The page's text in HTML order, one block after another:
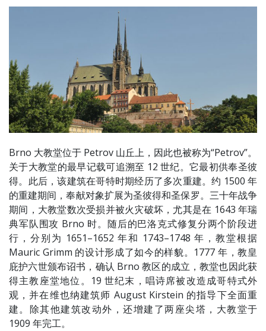
Brno 大教堂位于 Petrov 山丘上，因此也被称为“Petrov”。
关于大教堂的最早记载可追溯至 12 世纪。它最初供奉圣彼
得。此后，该建筑在哥特时期经历了多次重建。约 1500 年
的重建期间，奉献对象扩展为圣彼得和圣保罗。三十年战争
期间，大教堂数次受损并被火灾破坏，尤其是在 1643 年瑞
典军队围攻 Brno 时。随后的巴洛克式修复分两个阶段进
行，分别为 1651–1652 年和 1743–1748 年，教堂根据
Mauric Grimm 的设计形成了如今的样貌。1777 年，教皇
庇护六世颁布诏书，确认 Brno 教区的成立，教堂也因此获
得主教座堂地位。19 世纪末，唱诗席被改造成哥特式外
观，并在维也纳建筑师 August Kirstein 的指导下全面重
建。除其他建筑改动外，还增建了两座尖塔，大教堂于
1909 年完工。